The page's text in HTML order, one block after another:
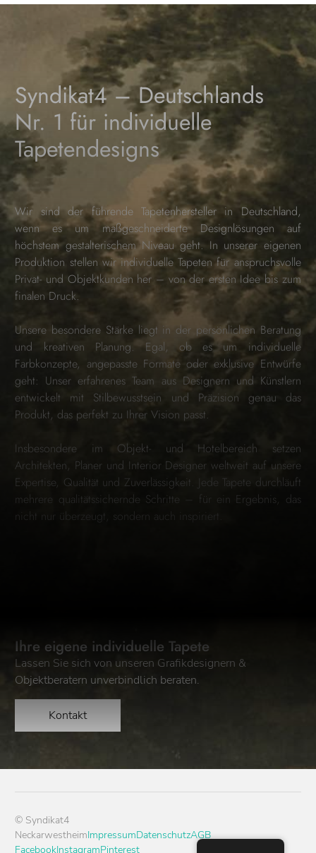
Wir sind der führende Tapetenhersteller in Deutschland,
wenn es um maßgeschneiderte Designlösungen auf
höchstem gestalterischem Niveau geht. In unserer eigenen
Produktion stellen wir individuelle Tapeten für anspruchsvolle
Privat- und Objektkunden her – von der ersten Idee bis zum
finalen Druck.
Unsere besondere Stärke liegt in der persönlichen Beratung
und kreativen Planung. Egal, ob es um individuelle
Farbkonzepte, angepasste Formate oder exklusive Entwürfe
geht: Unser erfahrenes Team aus Designern und Künstlern
entwickelt mit Stilbewusstsein und Präzision genau das
Produkt, das perfekt zu Ihrer Vision passt.
Insbesondere im Objekt- und Hotelbereich setzen
Architekten, Planer und Interior Designer weltweit auf unsere
Expertise, Qualität und Zuverlässigkeit. Jede Tapete durchläuft
mehrere qualitätssichernde Schritte – für ein Ergebnis, das
nicht nur überzeugt, sondern auch inspiriert.
Syndikat4 – Deutschlands
Nr. 1 für individuelle
Tapetendesigns
Ihre eigene individuelle Tapete
Lassen Sie sich von unseren Grafikdesignern &
Objektberatern unverbindlich beraten.
Kontakt
© Syndikat4
NeckarwestheimImpressumDatenschutzAGB
FacebookInstagramPinterest